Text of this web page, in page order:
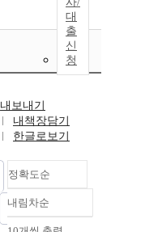
대
출
신
청
내보내기
내책장담기
한글로보기
정확도순
정확도
순
내림차순